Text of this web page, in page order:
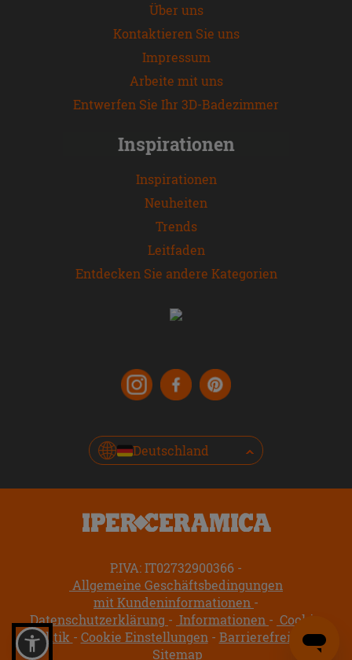
Über uns
Kontaktieren Sie uns
Impressum
Arbeite mit uns
Entwerfen Sie Ihr 3D-Badezimmer
Inspirationen
Inspirationen
Neuheiten
Trends
Leitfaden
Entdecken Sie andere Kategorien
Deutschland
P.IVA: IT02732900366
Allgemeine Geschäftsbedingungen
mit Kundeninformationen
Datenschutzerklärung
Informationen
Cookie-
Politik
Cookie Einstellungen
Barrierefreiheit
Sitemap